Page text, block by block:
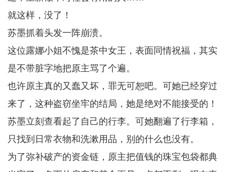
就这样，没了！
苏墨抓着头发一阵崩溃。
这位露娜小姐不愧是茶中女王，表面同情祝福，其实
是不带脏字地把原主骂了个遍。
也许原主真的又蠢又坏，罪无可恕吧。可她已经穿过
来了，这种盗窃坐牢的结局，她是绝对不能接受的！
苏墨立刻查看起了自己的行李。可她翻遍了行李箱，
只找到日常衣物和洗漱用品，别的什么也没有。
为了弥补破产的资金链，原主把值钱的珠宝包袋都典